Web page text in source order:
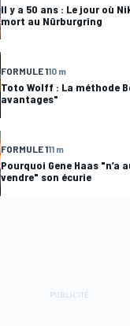
Il y a 50 ans : Le jour où
mort au Nürburgring
FORMULE 110 m
Toto Wolff : La méthode
avantages"
FORMULE 111 m
Pourquoi Gene Haas "n’a
vendre" son écurie